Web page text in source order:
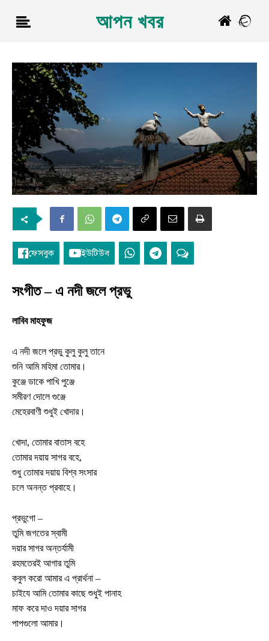
আপন খবর
ফেসবুক ইউটিউব
সংগীত – এ নদী জলে প্রভু
লাবিব মাহফুজ
এ নদী জলে প্রভু কুলু কুলু তানে
শুনি আমি মহিমা তোমার।
কুঞ্জে ডাকে পাখি পুঞ্জে
সমীরণ দোলে গুঞ্জে
মেহেরবাণী শুধুই খোদার।
খোদা, তোমার বাতাস বহে
তোমার দয়ায় সাগর বহে,
শুধু তোমার দয়ায় বিশ্ব সংসার
চলে অনন্ত প্রবাহে।
প্রভুগো –
তুমি জগতের স্বামী
দয়ার সাগর অন্তর্যামী
রহমতেরই আগার তুমি
কবুল করো আমার এ প্রার্থনা –
চাইযে আমি তোমার কাছে শুধুই পানাহ
মাফ করে দাও দয়ার সাগর
পাপগুলো আমার।